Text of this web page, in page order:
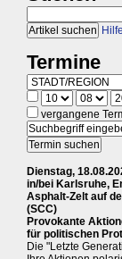
Hilfe
Termine
vergangene
Dienstag,
in/bei Karlsruhe,
Asphalt-Zelt auf
(SCC)
Provokante
für politischen
Die "Letzte